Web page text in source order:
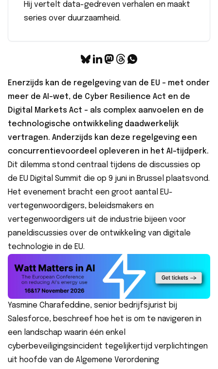
Hij vertelt data-gedreven verhalen en maakt
series over duurzaamheid.
Enerzijds kan de regelgeving van de EU – met onder
meer de AI-wet, de Cyber Resilience Act en de
Digital Markets Act – als complex aanvoelen en de
technologische ontwikkeling daadwerkelijk
vertragen. Anderzijds kan deze regelgeving een
concurrentievoordeel opleveren in het AI-tijdperk.
Dit dilemma stond centraal tijdens de discussies op
de EU Digital Summit die op 9 juni in Brussel plaatsvond.
Het evenement bracht een groot aantal EU-
vertegenwoordigers, beleidsmakers en
vertegenwoordigers uit de industrie bijeen voor
paneldiscussies over de ontwikkeling van digitale
technologie in de EU.
Yasmine Charafeddine, senior bedrijfsjurist bij
Salesforce, beschreef hoe het is om te navigeren in
een landschap waarin één enkel
cyberbeveiligingsincident tegelijkertijd verplichtingen
uit hoofde van de Algemene Verordening